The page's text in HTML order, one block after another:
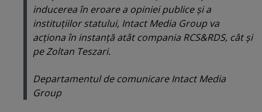
inducerea în eroare a opiniei publice şi a
instituţiilor statului, Intact Media Group va
acţiona în instanţă atât compania RCS&RDS, cât şi
pe Zoltan Teszari.
Departamentul de comunicare Intact Media
Group